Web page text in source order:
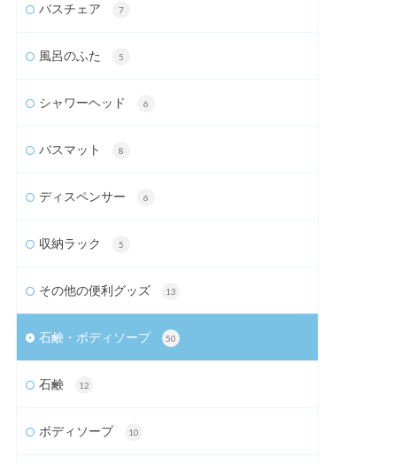
バスチェア 7
風呂のふた 5
シャワーヘッド 6
バスマット 8
ディスペンサー 6
収納ラック 5
その他の便利グッズ 13
石鹸・ボディソープ 50
石鹸 12
ボディソープ 10